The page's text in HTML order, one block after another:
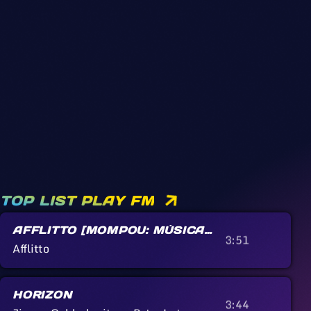
TOP LIST PLAY FM
AFFLITTO [MOMPOU: MÚSICA
CALLADA]
Afflitto 3:51
HORIZON
3:44